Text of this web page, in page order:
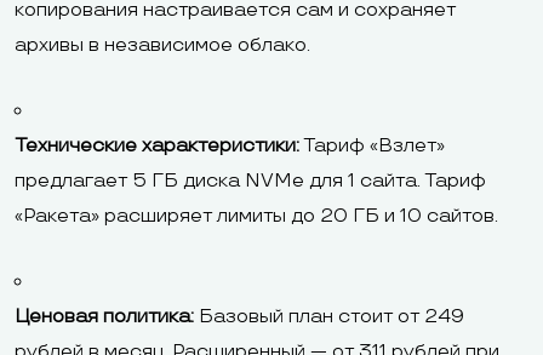
копирования настраивается сам и сохраняет
архивы в независимое облако.
Технические характеристики:Тариф «Взлет»
предлагает 5 ГБ диска NVMe для 1 сайта. Тариф
«Ракета» расширяет лимиты до 20 ГБ и 10 сайтов.
Ценовая политика: Базовый план стоит от 249